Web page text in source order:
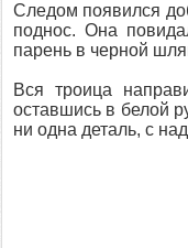
Следом появился
поднос. Она
парень в черной
Вся троица
оставшись в белой
ни одна деталь, с